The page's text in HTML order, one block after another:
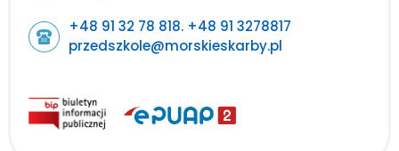
+48 91 32 78 818. +48 91 3278817
przedszkole@morskieskarby.pl